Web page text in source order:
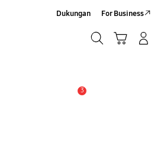
Dukungan For Business
3